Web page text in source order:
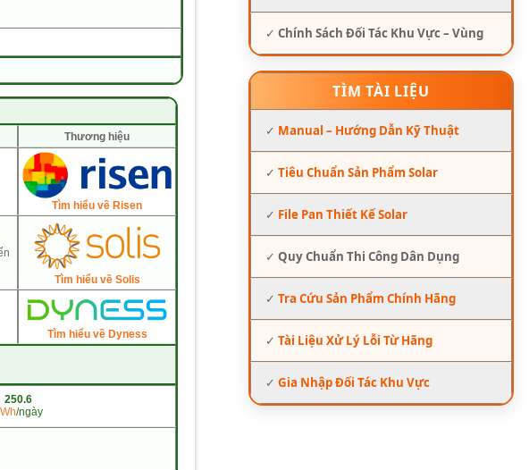
Thương hiệu
Tìm hiểu về Risen
Tìm hiểu về Solis
Tìm hiểu về Dyness
250.6
/ngày
✓ Chính Sách Đối Tác Khu Vực – Vùng
TÌM TÀI LIỆU
✓ Manual – Hướng Dẫn Kỹ Thuật
✓ Tiêu Chuẩn Sản Phẩm Solar
✓ File Pan Thiết Kế Solar
✓ Quy Chuẩn Thi Công Dân Dụng
✓ Tra Cứu Sản Phẩm Chính Hãng
✓ Tài Liệu Xử Lý Lỗi Từ Hãng
✓ Gia Nhập Đối Tác Khu Vực